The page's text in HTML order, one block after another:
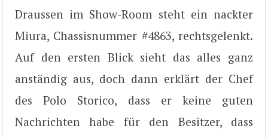
Draussen im Show-Room steht ein nackter
Miura, Chassisnummer #4863, rechtsgelenkt.
Auf den ersten Blick sieht das alles ganz
anständig aus, doch dann erklärt der Chef
des Polo Storico, dass er keine guten
Nachrichten habe für den Besitzer, dass